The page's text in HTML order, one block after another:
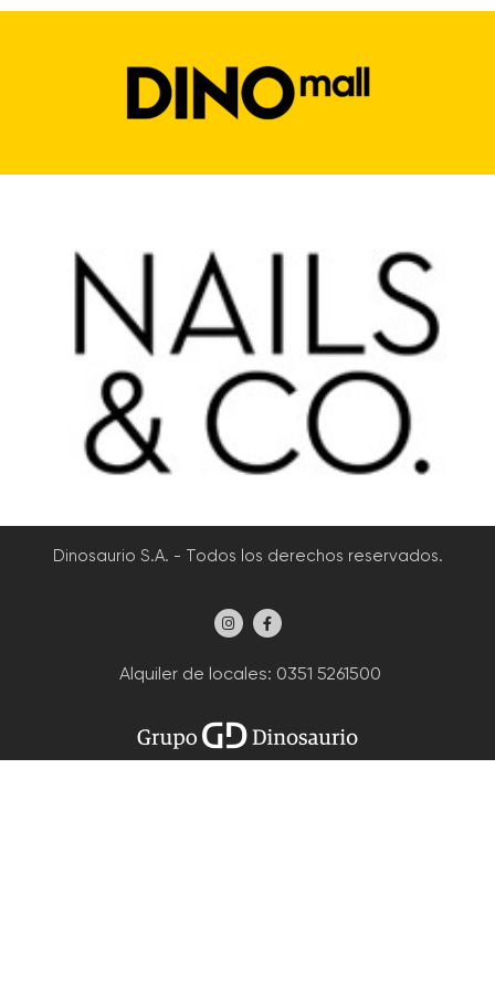
Dinosaurio S.A. - Todos los derechos reservados.
Alquiler de locales: 0351 5261500